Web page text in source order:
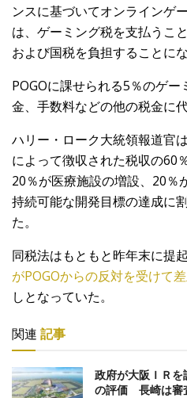
ンスに基づいてオンラインゲ
は、ゲーミング税を支払うこ
および国税を負担することにな
POGOに課せられる5％のゲ
金、手数料などの他の税金に
ハリー・ローク大統領報道官
によって徴収された税収の60
20％が医療施設の増設、20％
持続可能な開発目標の達成に
た。
同税法はもともと昨年末に提
がPOGOからの反対を受けて
しとなっていた。
関連 記事
政府が大阪ＩＲ
の評価 長崎は審